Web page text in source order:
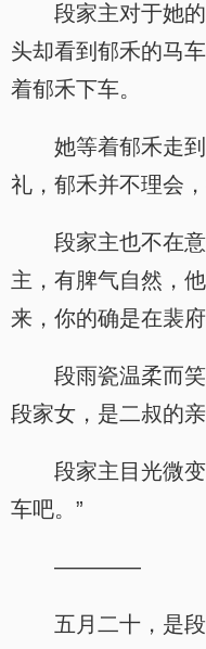
段家主对于她
头却看到郁禾的马
着郁禾下车。
她等着郁禾走
礼，郁禾并不理会，
段家主也不在
主，有脾气自然，
来，你的确是在裴
段雨瓷温柔而
段家女，是二叔的
段家主目光微
车吧。”
————
五月二十，是